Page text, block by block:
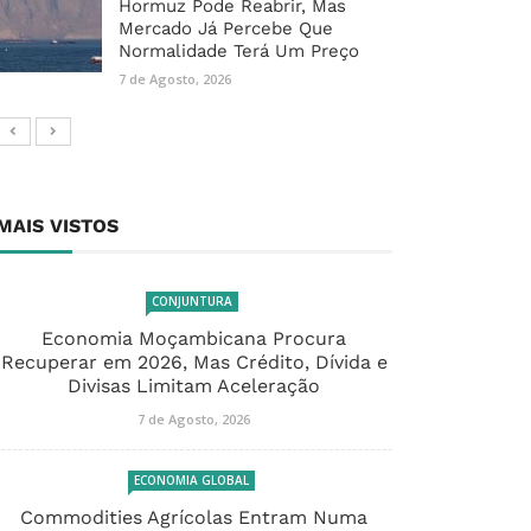
Hormuz Pode Reabrir, Mas
Mercado Já Percebe Que
Normalidade Terá Um Preço
7 de Agosto, 2026
VISTOS
CONJUNTURA
Economia Moçambicana Procura
Recuperar em 2026, Mas Crédito, Dívida e
Divisas Limitam Aceleração
7 de Agosto, 2026
ECONOMIA GLOBAL
Commodities Agrícolas Entram Numa